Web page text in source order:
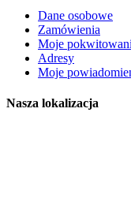
Dane osobowe
Zamówienia
Moje
Adresy
Moje
Nasza lokalizacja